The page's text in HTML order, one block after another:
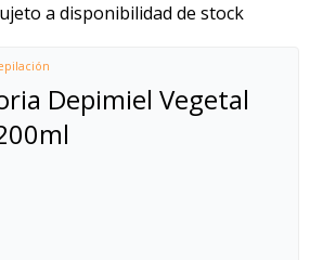
a disponibilidad de stock
Depimiel Vegetal